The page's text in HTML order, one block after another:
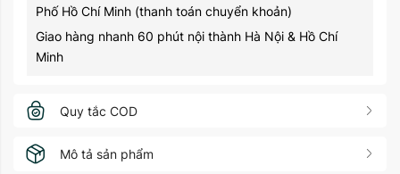
Phố Hồ Chí Minh (thanh toán chuyển khoản)
Giao hàng nhanh 60 phút nội thành Hà Nội & Hồ Chí
Minh
Quy tắc COD
Mô tả sản phẩm